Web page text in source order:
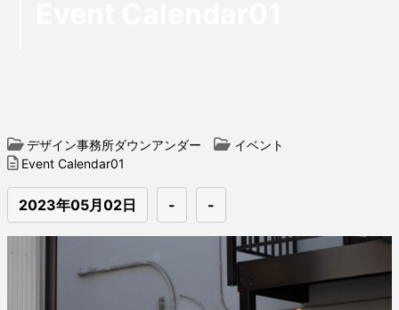
デザイン事務所ダウンアンダー
イベント
Event Calendar01
2023年05月02日 - -